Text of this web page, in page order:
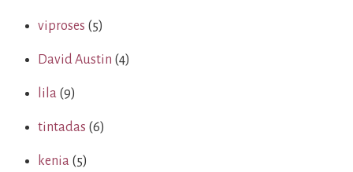
viproses (5)
David Austin (4)
lila (9)
tintadas (6)
kenia (5)